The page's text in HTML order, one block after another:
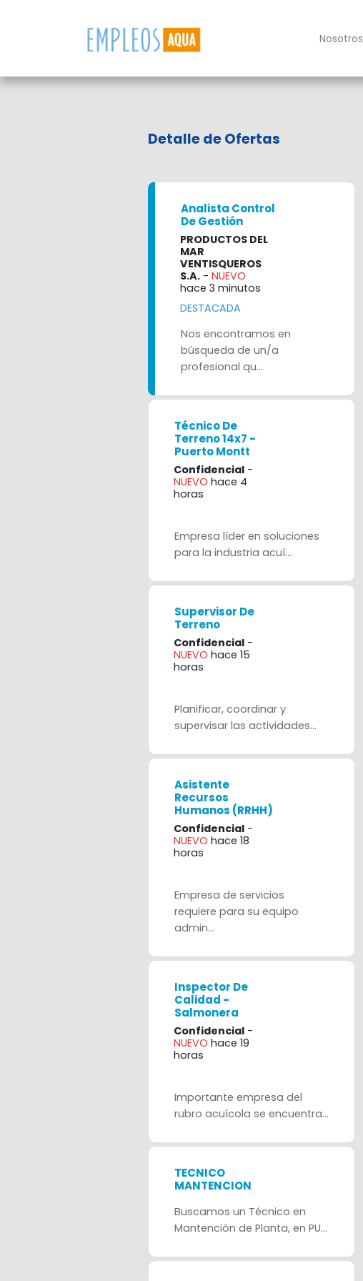
Nosotros
Detalle de Ofertas
Analista Control
De Gestión
PRODUCTOS DEL
MAR
VENTISQUEROS
S.A. - NUEVO
hace 3 minutos
DESTACADA
Nos encontramos en
búsqueda de un/a
profesional qu...
Técnico De
Terreno 14x7 -
Puerto Montt
Confidencial -
NUEVO hace 4
horas
Empresa líder en soluciones
para la industria acuí...
Supervisor De
Terreno
Confidencial -
NUEVO hace 15
horas
Planificar, coordinar y
supervisar las actividades...
Asistente
Recursos
Humanos (RRHH)
Confidencial -
NUEVO hace 18
horas
Empresa de servicios
requiere para su equipo
admin...
Inspector De
Calidad -
Salmonera
Confidencial -
NUEVO hace 19
horas
Importante empresa del
rubro acuícola se encuentra...
TECNICO
MANTENCION
Buscamos un Técnico en
Mantención de Planta, en PU...